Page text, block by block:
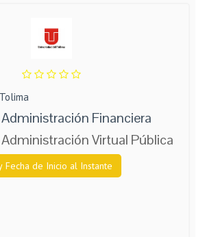
Financiera
Virtual Pública
Fecha de Inicio al Instante